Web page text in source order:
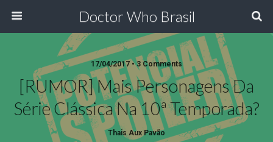
Doctor Who Brasil
17/04/2017 • 3 Comments
[RUMOR] Mais Personagens Da
Série Clássica Na 10ª Temporada?
Thais Aux Pavão